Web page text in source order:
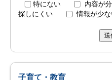
特にない 内容が
探しにくい
情報が少
送
子育て・教育